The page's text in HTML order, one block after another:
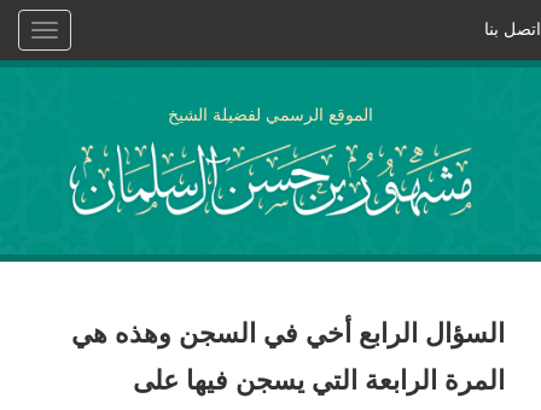
Toggle
اتصل بنا
الموقع الرسمي لفضيلة الشيخ
السؤال الرابع أخي في السجن وهذه هي
المرة الرابعة التي يسجن فيها على